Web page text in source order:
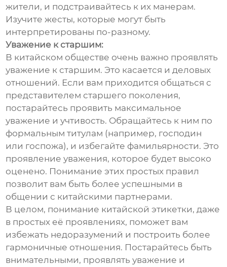
жители, и подстраивайтесь к их манерам.
Изучите жесты, которые могут быть
интерпретированы по-разному.
Уважение к старшим:
В китайском обществе очень важно проявлять
уважение к старшим. Это касается и деловых
отношений. Если вам приходится общаться с
представителем старшего поколения,
постарайтесь проявить максимальное
уважение и учтивость. Обращайтесь к ним по
формальным титулам (например, господин
или госпожа), и избегайте фамильярности. Это
проявление уважения, которое будет высоко
оценено. Понимание этих простых правил
позволит вам быть более успешными в
общении с китайскими партнерами.
В целом, понимание китайской этикетки, даже
в простых её проявлениях, поможет вам
избежать недоразумений и построить более
гармоничные отношения. Постарайтесь быть
внимательными, проявлять уважение и